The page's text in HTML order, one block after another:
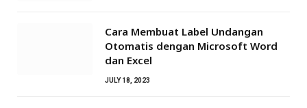
Cara Membuat Label Undangan
Otomatis dengan Microsoft Word
dan Excel
JULY 18, 2023